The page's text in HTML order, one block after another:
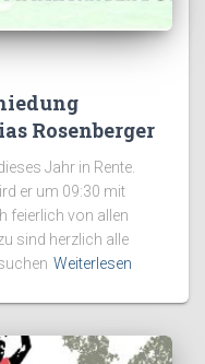
Rosenberger
Jahr in Rente.
er um 09:30 mit
feierlich von allen
sind herzlich alle
Weiterlesen